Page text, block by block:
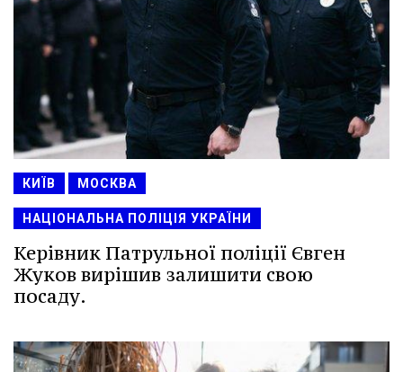
КИЇВ МОСКВА
НАЦІОНАЛЬНА ПОЛІЦІЯ УКРАЇНИ
Керівник Патрульної поліції Євген
Жуков вирішив залишити свою
посаду.